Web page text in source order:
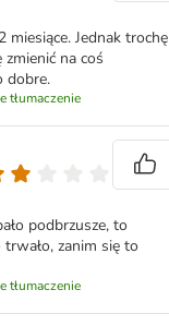
miesiące. Jednak trochę
zmienić na coś
dobre.
tłumaczenie
podbrzusze, to
zanim się to
tłumaczenie